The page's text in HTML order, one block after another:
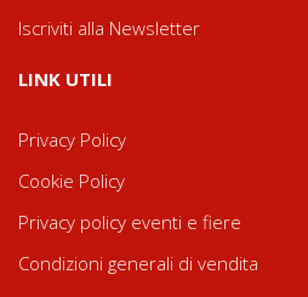
Iscriviti alla Newsletter
LINK UTILI
Privacy Policy
Cookie Policy
Privacy policy eventi e fiere
Condizioni generali di vendita